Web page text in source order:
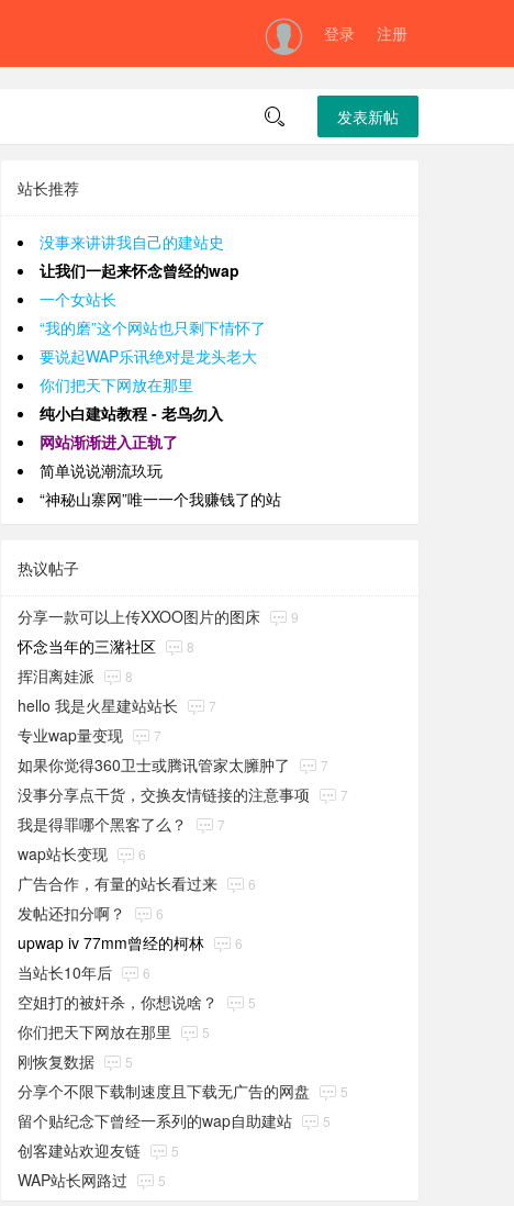
登录 注册
 发表新帖
站长推荐
没事来讲讲我自己的建站史
让我们一起来怀念曾经的wap
一个女站长
“我的磨”这个网站也只剩下情怀了
要说起WAP乐讯绝对是龙头老大
你们把天下网放在那里
纯小白建站教程 - 老鸟勿入
网站渐渐进入正轨了
简单说说潮流玖玩
“神秘山寨网”唯一一个我赚钱了的站
热议帖子
分享一款可以上传XXOO图片的图床 9
怀念当年的三潴社区 8
挥泪离娃派 8
hello 我是火星建站站长 7
专业wap量变现 7
如果你觉得360卫士或腾讯管家太臃肿了 7
没事分享点干货，交换友情链接的注意事项 7
我是得罪哪个黑客了么？ 7
wap站长变现 6
广告合作，有量的站长看过来 6
发帖还扣分啊？ 6
upwap iv 77mm曾经的柯林 6
当站长10年后 6
空姐打的被奸杀，你想说啥？ 5
你们把天下网放在那里 5
刚恢复数据 5
分享个不限下载制速度且下载无广告的网盘 5
留个贴纪念下曾经一系列的wap自助建站 5
创客建站欢迎友链 5
WAP站长网路过 5